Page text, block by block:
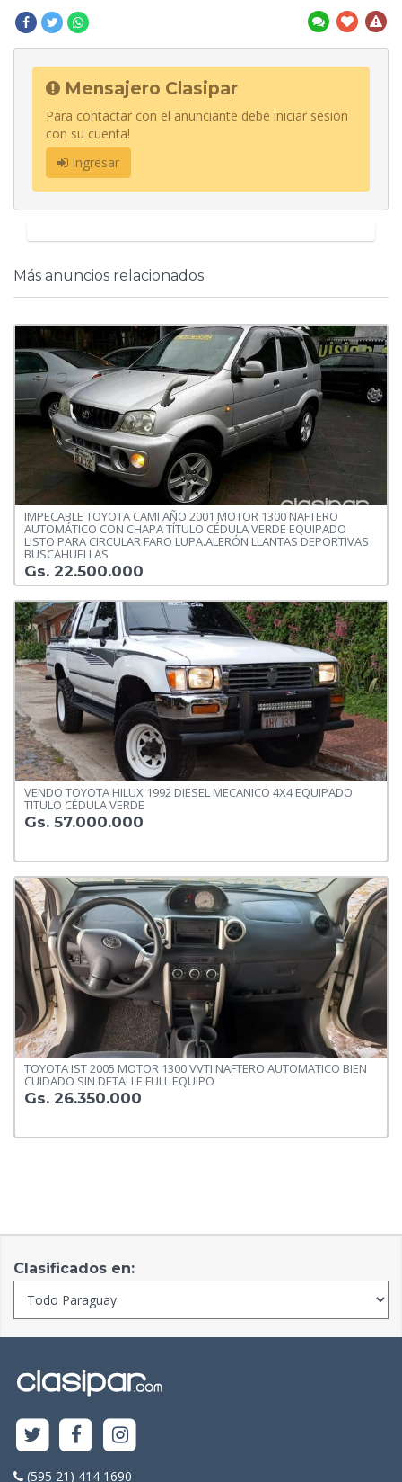
Mensajero Clasipar
Para contactar con el anunciante debe iniciar sesion
con su cuenta!
Ingresar
Más anuncios relacionados
IMPECABLE TOYOTA CAMI AÑO 2001 MOTOR 1300 NAFTERO
AUTOMÁTICO CON CHAPA TÍTULO CÉDULA VERDE EQUIPADO
LISTO PARA CIRCULAR FARO LUPA.ALERÓN LLANTAS DEPORTIVAS
BUSCAHUELLAS
Gs. 22.500.000
VENDO TOYOTA HILUX 1992 DIESEL MECANICO 4X4 EQUIPADO
TITULO CÉDULA VERDE
Gs. 57.000.000
TOYOTA IST 2005 MOTOR 1300 VVTI NAFTERO AUTOMATICO BIEN
CUIDADO SIN DETALLE FULL EQUIPO
Gs. 26.350.000
Clasificados en:
(595 21) 414 1690